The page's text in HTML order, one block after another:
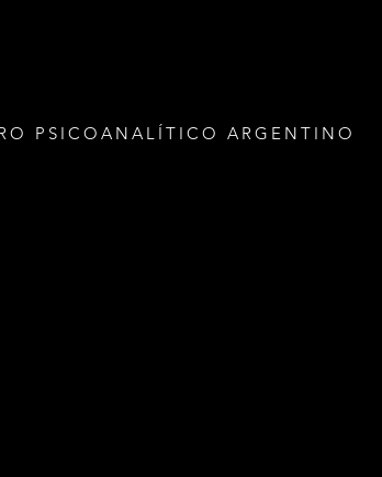
PSICOANALÍTICO ARGENTINO